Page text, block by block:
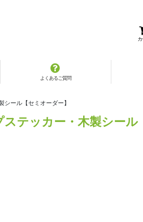
カ
よくあるご質問
ール【セミオーダー】
テッカー・木製シール